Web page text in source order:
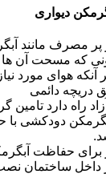
دیواری
مصرف مانند
هوای مورد
دریچه دائمی
راه دارد تامین
حفاظت
داخل ساختمان